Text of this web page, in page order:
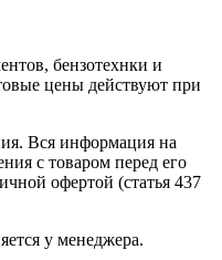
бензотехнки и
цены действуют при
Вся информация на
с товаром перед его
офертой (статья 437
у менеджера.